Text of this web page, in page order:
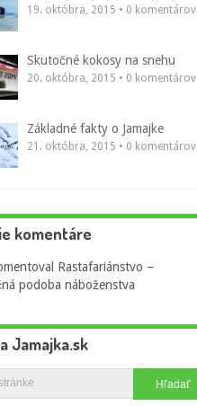
19. októbra, 2015 • 0 komentárov
Skutočné kokosy na snehu
20. októbra, 2015 • 0 komentárov
Základné fakty o Jamajke
21. októbra, 2015 • 0 komentárov
komentáre
Rastafariánstvo –
podoba náboženstva
Jamajka.sk